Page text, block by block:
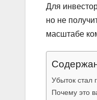
Для
но не
масштабе
Убыток стал
Почему это